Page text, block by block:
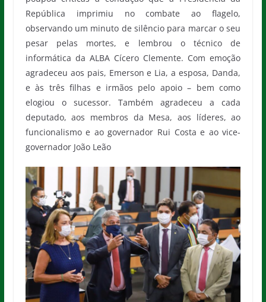
República imprimiu no combate ao flagelo,
observando um minuto de silêncio para marcar o seu
pesar pelas mortes, e lembrou o técnico de
informática da ALBA Cícero Clemente. Com emoção
agradeceu aos pais, Emerson e Lia, a esposa, Danda,
e às três filhas e irmãos pelo apoio – bem como
elogiou o sucessor. Também agradeceu a cada
deputado, aos membros da Mesa, aos líderes, ao
funcionalismo e ao governador Rui Costa e ao vice-
governador João Leão